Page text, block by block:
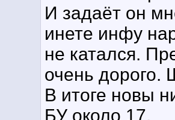
И задаёт он
инете инфу
не катался.
очень дорого.
В итоге новы
БУ около 17.